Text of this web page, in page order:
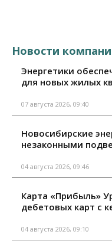
Новости
Энергетики
для новых жилых
07 августа 2026, 09:40
Новосибирские
незаконными
04 августа 2026, 09:46
Карта «Прибыль»
дебетовых карт с
04 августа 2026, 09:10